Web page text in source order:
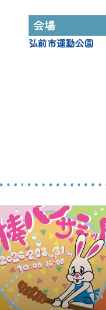
会場
弘前市運動公園